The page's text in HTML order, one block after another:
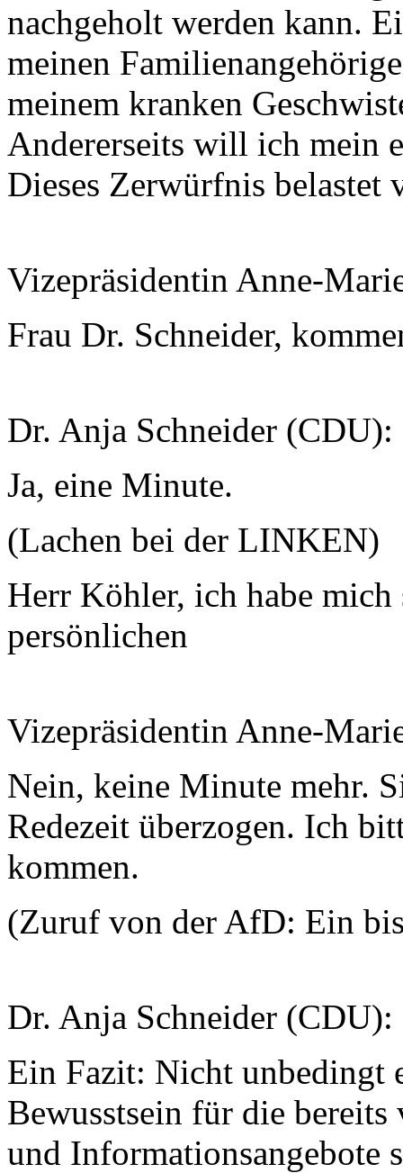
nachgeholt werden kann.
meinen
meinem kranken
Andererseits will ich mein
Dieses Zerwürfnis
Vizepräsidentin Anne-
Frau Dr. Schneider,
Dr. Anja Schneider (CDU):
Ja, eine Minute.
(Lachen bei der LINKEN)
Herr Köhler, ich habe
persönlichen
Vizepräsidentin Anne-
Nein, keine Minute mehr.
Redezeit überzogen. Ich
kommen.
(Zuruf von der AfD: Ein
Dr. Anja Schneider (CDU):
Ein Fazit: Nicht unbedingt
Bewusstsein für die
und Informationsangebote